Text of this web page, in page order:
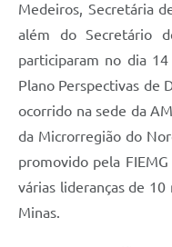
Medeiros, Secretária
além do Secretário
participaram no dia
Plano Perspectivas de
ocorrido na sede da
da Microrregião do
promovido pela
várias lideranças de
Minas.